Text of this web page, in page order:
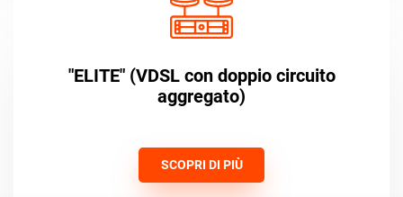
"ELITE" (VDSL con doppio circuito
aggregato)
SCOPRI DI PIÙ